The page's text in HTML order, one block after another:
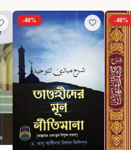
-40% -40%
মহান
৳186